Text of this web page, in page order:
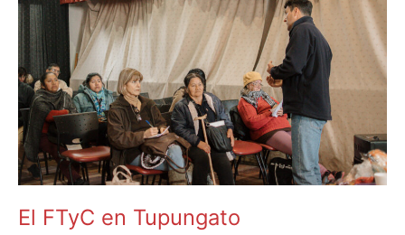
El FTyC en Tupungato
Tupungato